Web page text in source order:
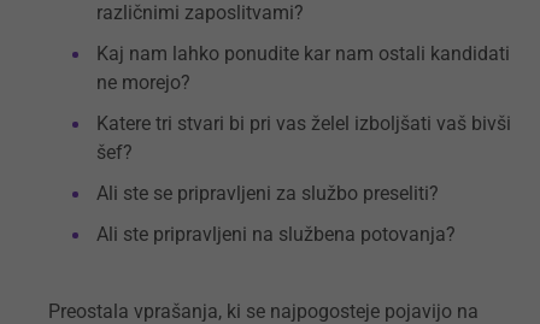
različnimi zaposlitvami?
Kaj nam lahko ponudite kar nam ostali kandidati
ne morejo?
Katere tri stvari bi pri vas želel izboljšati vaš bivši
šef?
Ali ste se pripravljeni za službo preseliti?
Ali ste pripravljeni na službena potovanja?
Preostala vprašanja, ki se najpogosteje pojavijo na